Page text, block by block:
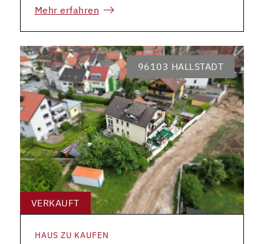
Mehr erfahren
VERKAUFT
96103 HALLSTADT
HAUS ZU KAUFEN